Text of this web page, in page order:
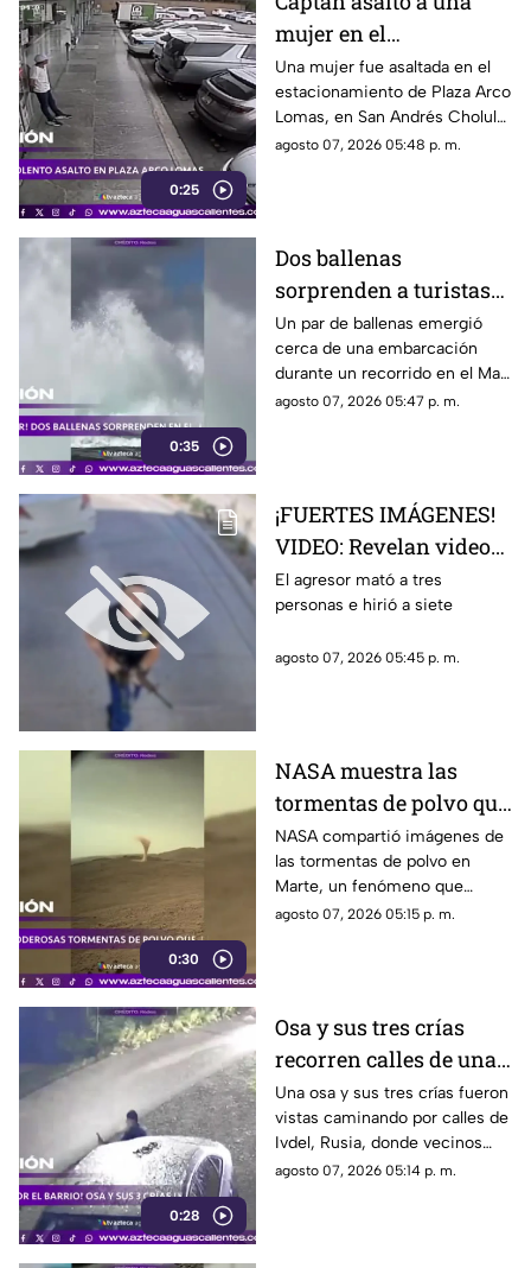
0:25
mujer en el
estacionamiento de
Plaza Arco Lomas
Una mujer fue asaltada en el
estacionamiento de Plaza Arco
Lomas, en San Andrés Cholula.
El ataque quedó registrado por
agosto 07, 2026 05:48 p. m.
0:35
Dos ballenas
sorprenden a turistas
durante avistamiento
en el Mar de Cortés
Un par de ballenas emergió
cerca de una embarcación
durante un recorrido en el Mar
de Cortés. El avistamiento fue
agosto 07, 2026 05:47 p. m.
¡FUERTES IMÁGENES!
VIDEO: Revelan videos
de seguridad del tiroteo
realizado en famosa
hamburguesas en
El agresor mató a tres
personas e hirió a siete
agosto 07, 2026 05:45 p. m.
0:30
NASA muestra las
tormentas de polvo que
cubren Marte
NASA compartió imágenes de
las tormentas de polvo en
Marte, un fenómeno que
puede extenderse por miles de
agosto 07, 2026 05:15 p. m.
0:28
Osa y sus tres crías
recorren calles de una
ciudad en Rusia
Una osa y sus tres crías fueron
vistas caminando por calles de
Ivdel, Rusia, donde vecinos
reportan un aumento en los
agosto 07, 2026 05:14 p. m.